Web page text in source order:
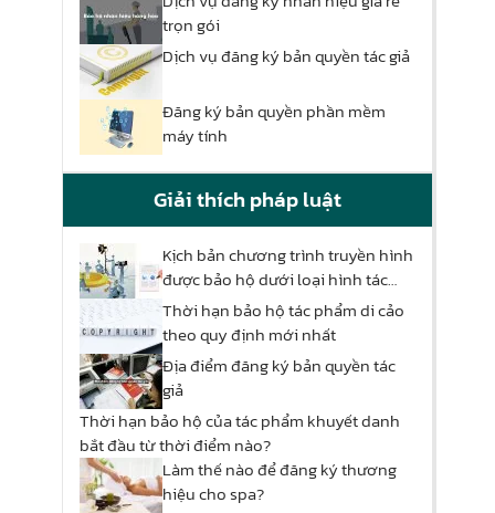
trọn gói
Dịch vụ đăng ký bản quyền tác giả
Đăng ký bản quyền phần mềm
máy tính
Giải thích pháp luật
Kịch bản chương trình truyền hình
được bảo hộ dưới loại hình tác
phẩm nào?
Thời hạn bảo hộ tác phẩm di cảo
theo quy định mới nhất
Địa điểm đăng ký bản quyền tác
giả
Thời hạn bảo hộ của tác phẩm khuyết danh
bắt đầu từ thời điểm nào?
Làm thế nào để đăng ký thương
hiệu cho spa?